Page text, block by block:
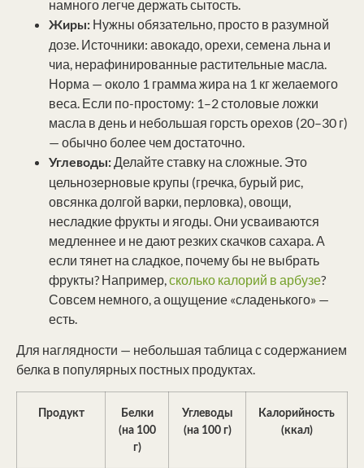
намного легче держать сытость.
Жиры: Нужны обязательно, просто в разумной
дозе. Источники: авокадо, орехи, семена льна и
чиа, нерафинированные растительные масла.
Норма — около 1 грамма жира на 1 кг желаемого
веса. Если по-простому: 1–2 столовые ложки
масла в день и небольшая горсть орехов (20–30 г)
— обычно более чем достаточно.
Углеводы:Делайте ставку на сложные. Это
цельнозерновые крупы (гречка, бурый рис,
овсянка долгой варки, перловка), овощи,
несладкие фрукты и ягоды. Они усваиваются
медленнее и не дают резких скачков сахара. А
если тянет на сладкое, почему бы не выбрать
фрукты? Например,сколько калорий в арбузе?
Совсем немного, а ощущение «сладенького» —
есть.
Для наглядности — небольшая таблица с содержанием
белка в популярных постных продуктах.
Продукт
Белки
(на 100
г)
Углеводы
(на 100 г)
Калорийность
(ккал)